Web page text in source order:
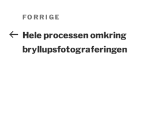
Indlægsnavigation
Forrige
indlæg
FORRIGE
Hele processen omkring
bryllupsfotograferingen